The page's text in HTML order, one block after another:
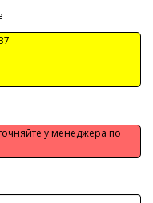
у менеджера по